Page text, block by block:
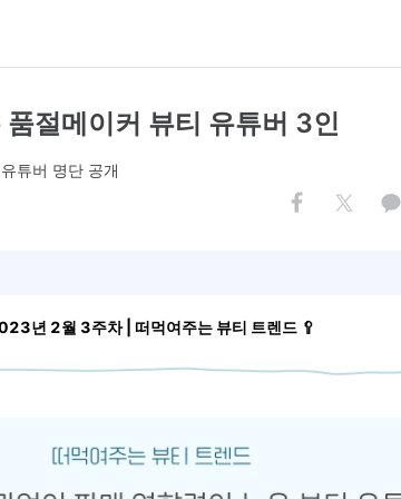
품절메이커 뷰티 유튜버 3인
튜버 명단 공개
년 2월 3주차 | 떠먹여주는 뷰티 트렌드 🥄